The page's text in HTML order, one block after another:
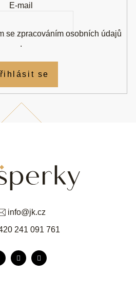
info@jk.cz
241 091 761
E-mail
se zpracováním osobních údajů
.
se